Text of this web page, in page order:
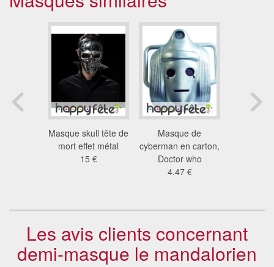
Masque skull tête de
mort effet métal
15 €
Masque de
cyberman en carton,
Doctor who
4.47 €
Les avis clients concernant
demi-masque le mandalorien